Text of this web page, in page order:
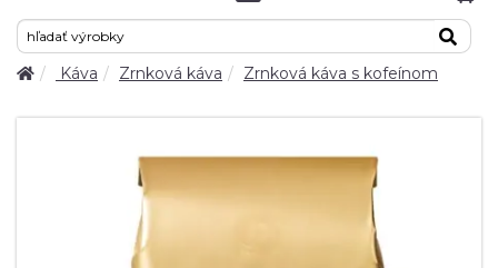
Káva Zrnková káva Zrnková káva s kofeínom